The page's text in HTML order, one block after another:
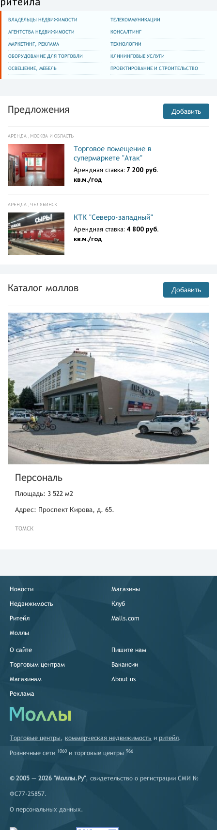
ВЛАДЕЛЬЦЫ НЕДВИЖИМОСТИ ТЕЛЕКОММУНИКАЦИИ
АГЕНТСТВА НЕДВИЖИМОСТИ КОНСАЛТИНГ
МАРКЕТИНГ, РЕКЛАМА ТЕХНОЛОГИИ
ОБОРУДОВАНИЕ ДЛЯ ТОРГОВЛИ КЛИНИНГОВЫЕ УСЛУГИ
ОСВЕЩЕНИЕ, МЕБЕЛЬ ПРОЕКТИРОВАНИЕ И СТРОИТЕЛЬСТВО
Предложения Добавить
АРЕНДА , МОСКВА И ОБЛАСТЬ
Торговое помещение в
супермаркете "Атак"
Арендная ставка: 7 200 руб.
кв.м./год
АРЕНДА , ЧЕЛЯБИНСК
КТК "Северо-западный"
Арендная ставка: 4 800 руб.
кв.м./год
Каталог моллов Добавить
Персональ
Площадь: 3 522 м2
Адрес: Проспект Кирова, д. 65.
ТОМСК
Новости
Недвижимость
Ритейл
Моллы
Магазины
Клуб
Malls.com
О сайте
Торговым центрам
Магазинам
Реклама
Пишите нам
Вакансии
About us
Торговые центры, коммерческая недвижимость и ритейл.
Розничные сети 1060 и торговые центры 966
© 2005 — 2026 "Моллы.Ру", свидетельство о регистрации СМИ №
ФС77-25857.
О персональных данных.